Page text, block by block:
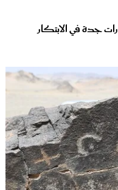
جدة في الابتكار